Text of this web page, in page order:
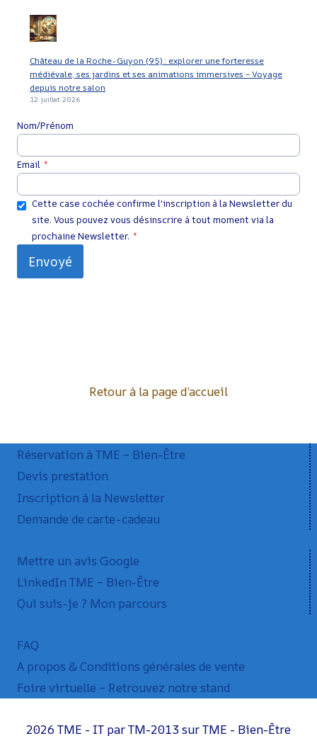
Château de la Roche-Guyon (95) : explorer une forteresse
médiévale, ses jardins et ses animations immersives – Voyage
depuis notre salon
12 juillet 2026
Nom/Prénom
Email *
Cette case cochée confirme l'inscription à la Newsletter du
site. Vous pouvez vous désinscrire à tout moment via la
prochaine Newsletter. *
Envoyé
Retour à la page d’accueil
Réservation à TME – Bien-Être
Devis prestation
Inscription à la Newsletter
Demande de carte-cadeau
Mettre un avis Google
LinkedIn TME – Bien-Être
Qui suis-je ? Mon parcours
FAQ
A propos & Conditions générales de vente
Foire virtuelle – Retrouvez notre stand
2026 TME - IT par TM-2013 sur TME - Bien-Être